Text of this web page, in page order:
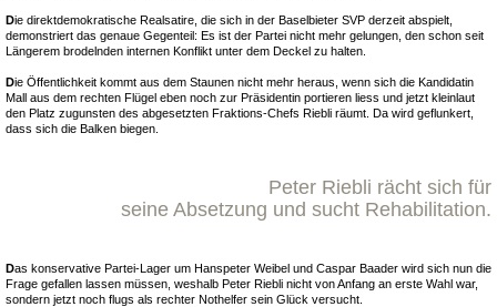
Die direktdemokratische Realsatire, die sich in der Baselbieter SVP derzeit abspielt,
demonstriert das genaue Gegenteil: Es ist der Partei nicht mehr gelungen, den schon seit
Längerem brodelnden internen Konflikt unter dem Deckel zu halten.
Die Öffentlichkeit kommt aus dem Staunen nicht mehr heraus, wenn sich die Kandidatin
Mall aus dem rechten Flügel eben noch zur Präsidentin portieren liess und jetzt kleinlaut
den Platz zugunsten des abgesetzten Fraktions-Chefs Riebli räumt. Da wird geflunkert,
dass sich die Balken biegen.
Peter Riebli rächt sich für
seine Absetzung und sucht Rehabilitation.
Das konservative Partei-Lager um Hanspeter Weibel und Caspar Baader wird sich nun die
Frage gefallen lassen müssen, weshalb Peter Riebli nicht von Anfang an erste Wahl war,
sondern jetzt noch flugs als rechter Nothelfer sein Glück versucht.